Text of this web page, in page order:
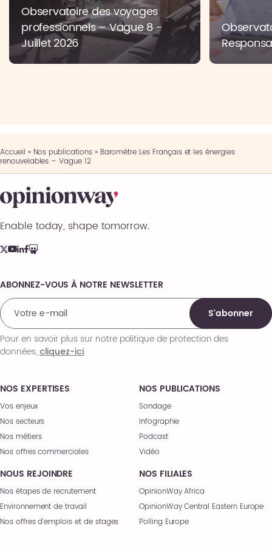
Observatoire des voyages
professionnels – Vague 8 -
Juillet 2026
Accueil » Nos publications» Baromètre Les Français et les énergies
renouvelables – Vague 12
Enable today, shape tomorrow.
NOS EXPERTISES
Vos enjeux
Nos secteurs
Nos métiers
Nos offres commerciales
NOS PUBLICATIONS
Sondage
Infographie
Podcast
Vidéo
NOUS REJOINDRE
Nos étapes de recrutement
Environnement de travail
Nos offres d’emplois et de stages
NOS FILIALES
OpinionWay Africa
OpinionWay Central Eastern Europe
Polling Europe
Comments
ABONNEZ-VOUS À NOTRE NEWSLETTER
S'abonner
Pour en savoir plus sur notre politique de protection des
données,cliquez-ici.